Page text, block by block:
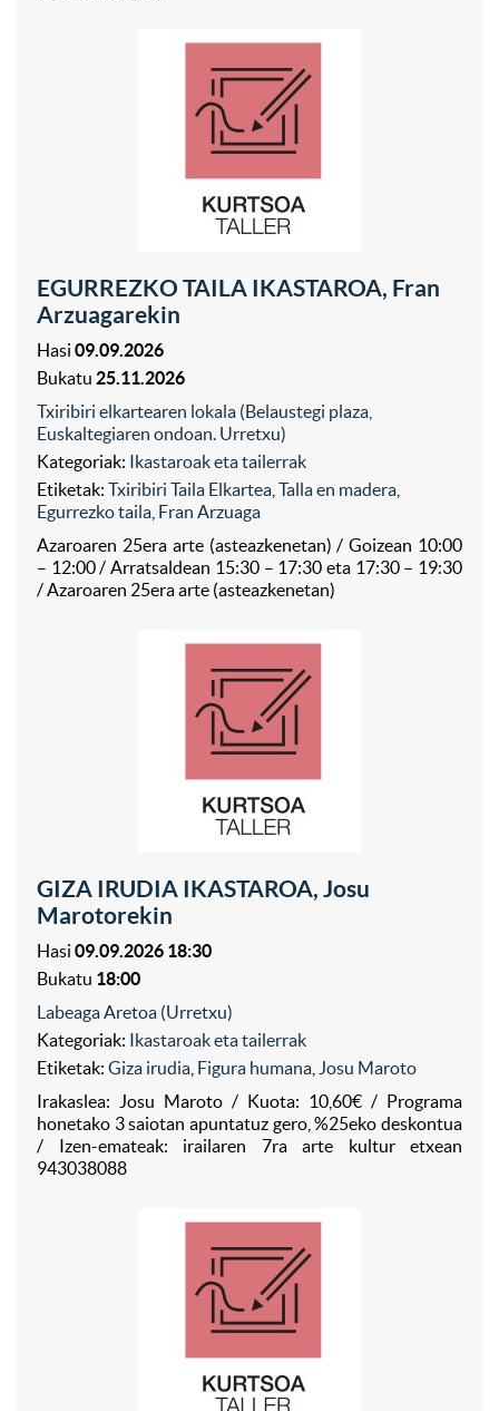
EGURREZKO TAILA IKASTAROA, Fran
Arzuagarekin
Hasi 09.09.2026
Bukatu 25.11.2026
Txiribiri elkartearen lokala (Belaustegi plaza,
Euskaltegiaren ondoan. Urretxu)
Kategoriak: Ikastaroak eta tailerrak
Etiketak: Txiribiri Taila Elkartea Talla en madera
Egurrezko taila Fran Arzuaga
Azaroaren 25era arte (asteazkenetan) / Goizean 10:00
– 12:00 / Arratsaldean 15:30 – 17:30 eta 17:30 – 19:30
/ Azaroaren 25era arte (asteazkenetan)
GIZA IRUDIA IKASTAROA, Josu
Marotorekin
Hasi 09.09.2026 18:30
Bukatu 18:00
Labeaga Aretoa (Urretxu)
Kategoriak: Ikastaroak eta tailerrak
Etiketak: Giza irudia Figura humana Josu Maroto
Irakaslea: Josu Maroto / Kuota: 10,60€ / Programa
honetako 3 saiotan apuntatuz gero, %25eko deskontua
/ Izen-emateak: irailaren 7ra arte kultur etxean
943038088